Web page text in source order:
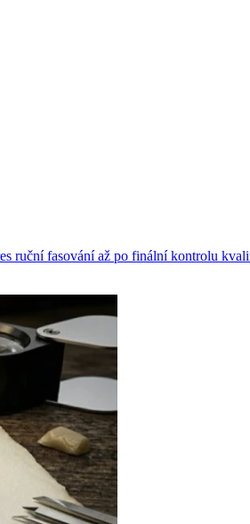
ruční fasování až po finální kontrolu